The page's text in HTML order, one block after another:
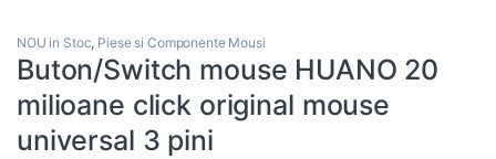
NOU in Stoc, Piese si Componente Mousi
Buton/Switch mouse HUANO 20
milioane click original mouse
universal 3 pini